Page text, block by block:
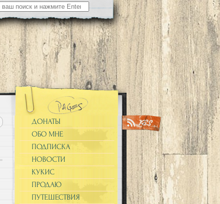
ДОНАТЫ
ОБО МНЕ
ПОДПИСКА
НОВОСТИ
КУКИС
ПРОДАЮ
ПУТЕШЕСТВИЯ